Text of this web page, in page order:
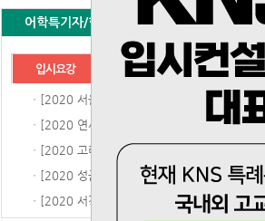
어학특기자/학종 재외국민 특별
입시요강
ㆍ[2020 서울대학교]수시 모집요강
ㆍ[2020 연세대학교]수시 모집요강
ㆍ[2020 고려대학교]수시 모집요강
ㆍ[2020 성균관대학교]수시 모집요강
ㆍ[2020 서강대학교]수시 모집요강
경쟁률 기출문제